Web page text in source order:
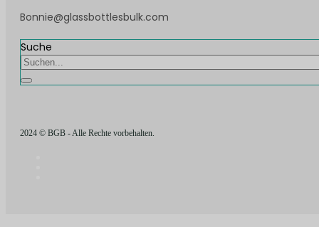
Bonnie@glassbottlesbulk.com
Suche
2024 © BGB - Alle Rechte vorbehalten.